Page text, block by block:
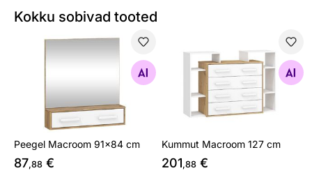
Kokku sobivad tooted
Peegel Macroom 91x84 cm
Peegel Macroom 91x84 cm
87,88 €
Kummut Macroom 127 cm
Otsi sarnaseid
Kummut Macroom 127 cm
201,88 €